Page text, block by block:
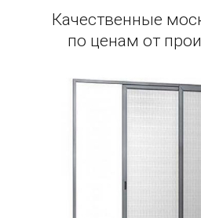
Качественные
по ценам от